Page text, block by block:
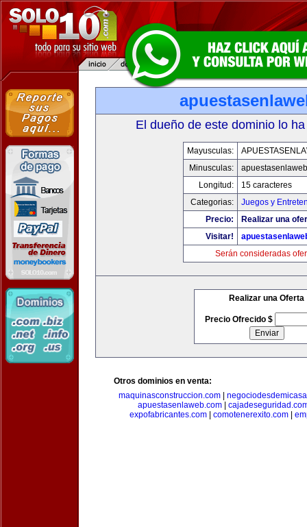
El dueño de este dominio lo
Mayusculas:
Minusculas:
Longitud:
15 caracteres
Categorias:
Juegos y
Precio:
Realizar una
Visitar!
Serán consideradas
Realizar una Oferta
Precio Ofrecido $
Otros dominios en venta:
maquinasconstruccion.com
apuestasenlaweb.com
expofabricantes.com| comotenerexito.com|